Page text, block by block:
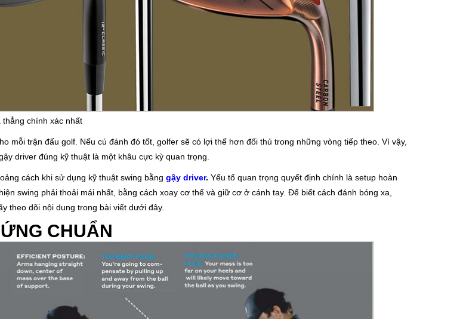
chính xác nhất
mỗi trận đấu golf. Nếu cú đánh đó tốt, golfer sẽ có lợi thế hơn đối thủ trong những vòng tiếp theo. Vì vậy,
driver đúng kỹ thuật là một khâu cực kỳ quan trọng.
cách khi sử dụng kỹ thuật swing bằng gậy driver. Yếu tố quan trọng quyết định chính là setup hoàn
swing phải thoải mái nhất, bằng cách xoay cơ thể và giữ cơ ở cánh tay. Để biết cách đánh bóng xa,
theo dõi nội dung trong bài viết dưới đây.
CHUẨN